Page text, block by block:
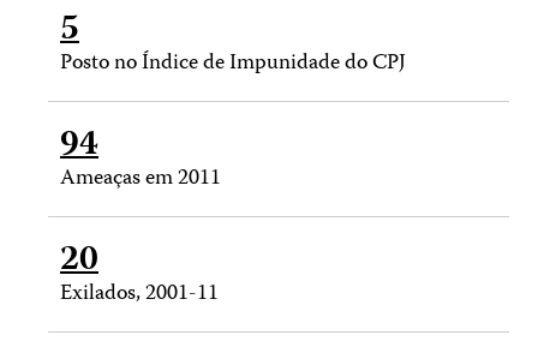
5
Posto no Índice de Impunidade do CPJ
94
Ameaças em 2011
20
Exilados, 2001-11